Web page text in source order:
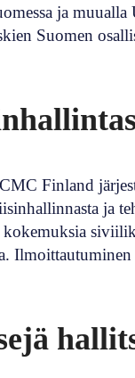
ja
Suomen
Finland
ja
kokemuksia